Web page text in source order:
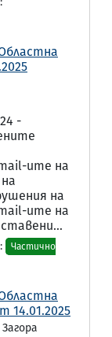
-
ите на
на
ите на
Частично
14.01.2025